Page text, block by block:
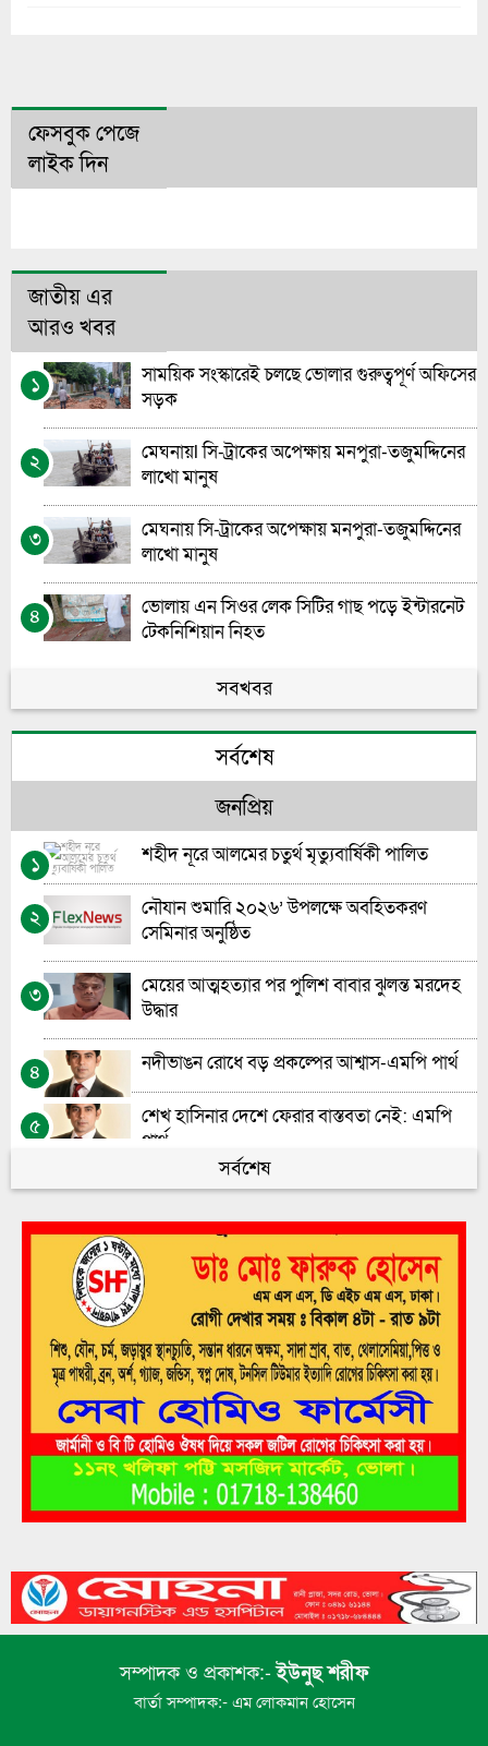
ফেসবুক পেজে
লাইক দিন
জাতীয় এর
আরও খবর
১
সাময়িক সংস্কারেই চলছে ভোলার গুরুত্বপূর্ণ অফিসের
সড়ক
২
মেঘনায়l সি-ট্রাকের অপেক্ষায় মনপুরা-তজুমদ্দিনের
লাখো মানুষ
৩
মেঘনায় সি-ট্রাকের অপেক্ষায় মনপুরা-তজুমদ্দিনের
লাখো মানুষ
৪
ভোলায় এন সিওর লেক সিটির গাছ পড়ে ইন্টারনেট
টেকনিশিয়ান নিহত
ভোলা সরকারি মহিলা কলেজের এইচএসসি বাংলা
পরীক্ষা নিয়ে বিভ্রান্তির অবসান
গণতন্ত্রের পথচলায় নীরব যোদ্ধাদের প্রাপ্য স্বীকৃত
৭
জুলাই সনদ বাস্তবায়ন না হলে ক্ষমতায় যারা আসবে
তারাই ‘শেখ হাসিনা’ হয়ে উঠবে: গোলাম পরোয়ার
৮
প্রধান শিক্ষক নিয়োগে স্বচ্ছতা চায় সচেতন মহল”-
মো: আশরাফুল আলম
৯ ভোলায় চর দখলকে কেন্দ্র করে গুলিবিদ্ধ-১
১০
ভোলায় হতদরিদ্রদের মাঝে করিম-বানু ফাউন্ডেশনের
কম্বল ও খাবার বিতরণ
সবখবর
সর্বশেষ
জনপ্রিয়
১ শহীদ নূরে আলমের চতুর্থ মৃত্যুবার্ষিকী পালিত
২
নৌযান শুমারি ২০২৬’ উপলক্ষে অবহিতকরণ
সেমিনার অনুষ্ঠিত
৩
মেয়ের আত্মহত্যার পর পুলিশ বাবার ঝুলন্ত মরদেহ
উদ্ধার
৪ নদীভাঙন রোধে বড় প্রকল্পের আশ্বাস-এমপি পার্থ
৫
শেখ হাসিনার দেশে ফেরার বাস্তবতা নেই: এমপি
পার্থ
সাময়িক সংস্কারেই চলছে ভোলার গুরুত্বপূর্ণ অফিসের
সড়ক
মেঘনায়l সি-ট্রাকের অপেক্ষায় মনপুরা-তজুমদ্দিনের
লাখো মানুষ
মেঘনায় সি-ট্রাকের অপেক্ষায় মনপুরা-তজুমদ্দিনের
লাখো মানুষ
৯
ভোলায় এন সিওর লেক সিটির গাছ পড়ে ইন্টারনেট
টেকনিশিয়ান নিহত
১০
ভোলা সরকারি মহিলা কলেজের এইচএসসি বাংলা
পরীক্ষা নিয়ে বিভ্রান্তির অবসান
সর্বশেষ
সম্পাদক ও প্রকাশক:-ইউনুছ শরীফ
বার্তা সম্পাদক:- এম লোকমান হোসেন